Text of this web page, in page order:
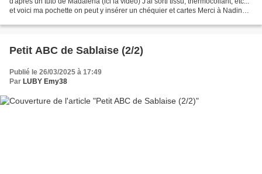
et voici ma pochette on peut y insérer un chéquier et cartes Merci à Nadine
Petit ABC de Sablaise (2/2)
Publié le 26/03/2025 à 17:49
Par LUBY Emy38